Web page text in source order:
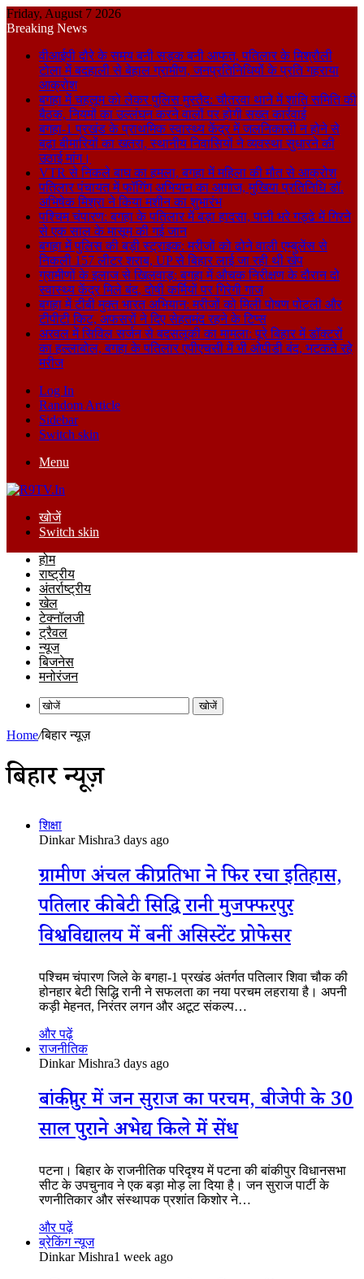
Friday, August 7 2026
Breaking News
वीआईपी दौरे के समय बनी सड़क बनी आफत, पतिलार के मिश्रौली
टोला में बदहाली से बेहाल ग्रामीण, जनप्रतिनिधियों के प्रति गहराया
आक्रोश
बगहा में चहलूम को लेकर पुलिस मुस्तैद: चौतरवा थाने में शांति समिति की
बैठक, नियमों का उल्लंघन करने वालों पर होगी सख्त कार्रवाई
बगहा-1 प्रखंड के प्राथमिक स्वास्थ्य केंद्र में जलनिकासी न होने से
बढ़ा बीमारियों का खतरा, स्थानीय निवासियों ने व्यवस्था सुधारने की
उठाई मांग।
VTR से निकले बाघ का हमला, बगहा में महिला की मौत से आक्रोश
पतिलार पंचायत में फॉगिंग अभियान का आगाज, मुखिया प्रतिनिधि डॉ.
अभिषेक मिश्रा ने किया मशीन का शुभारंभ
पश्चिम चंपारण: बगहा के पतिलार में बड़ा हादसा, पानी भरे गड्ढे में गिरने
से एक साल के मासूम की गई जान
बगहा में पुलिस की बड़ी स्ट्राइक: मरीजों को ढोने वाली एम्बुलेंस से
निकली 157 लीटर शराब, UP से बिहार लाई जा रही थी खेप
ग्रामीणों के इलाज से खिलवाड़: बगहा में औचक निरीक्षण के दौरान दो
स्वास्थ्य केंद्र मिले बंद, दोषी कर्मियों पर गिरेगी गाज
बगहा में टीबी मुक्त भारत अभियान: मरीजों को मिली पोषण पोटली और
टीपीटी किट, अफसरों ने दिए सेहतमंद रहने के टिप्स
अरवल में सिविल सर्जन से बदसलूकी का मामला: पूरे बिहार में डॉक्टरों
का हल्लाबोल, बगहा के पतिलार एपीएचसी में भी ओपीडी बंद, भटकते रहे
मरीज
Log In
Random Article
Sidebar
Switch skin
Menu
खोजें
Switch skin
होम
राष्ट्रीय
अंतर्राष्ट्रीय
खेल
टेक्नॉलजी
ट्रैवल
न्यूज
बिजनेस
मनोरंजन
खोजें
Home/बिहार न्यूज़
बिहार न्यूज़
शिक्षा
Dinkar Mishra3 days ago
ग्रामीण अंचल की प्रतिभा ने फिर रचा इतिहास,
पतिलार की बेटी सिद्धि रानी मुजफ्फरपुर
विश्वविद्यालय में बनीं असिस्टेंट प्रोफेसर
पश्चिम चंपारण जिले के बगहा-1 प्रखंड अंतर्गत पतिलार शिवा चौक की
होनहार बेटी सिद्धि रानी ने सफलता का नया परचम लहराया है। अपनी
कड़ी मेहनत, निरंतर लगन और अटूट संकल्प…
और पढ़ें
राजनीतिक
Dinkar Mishra3 days ago
बांकीपुर में जन सुराज का परचम, बीजेपी के 30
साल पुराने अभेद्य किले में सेंध
पटना। बिहार के राजनीतिक परिदृश्य में पटना की बांकीपुर विधानसभा
सीट के उपचुनाव ने एक बड़ा मोड़ ला दिया है। जन सुराज पार्टी के
रणनीतिकार और संस्थापक प्रशांत किशोर ने…
और पढ़ें
ब्रेकिंग न्यूज
Dinkar Mishra1 week ago